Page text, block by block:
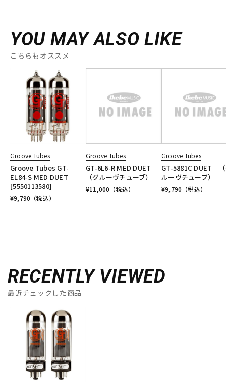
YOU MAY ALSO LIKE
こちらもオススメ
Groove Tubes
Groove Tubes GT-
EL84-S MED DUET
[5550113580]
¥9,790 （税込）
Groove Tubes
GT-6L6-R MED DUET
（グルーヴチューブ）
¥11,000 （税込）
Groove Tubes
GT-5881C DUET
ルーヴチューブ）
¥9,790 （税込）
RECENTLY VIEWED
最近チェックした商品